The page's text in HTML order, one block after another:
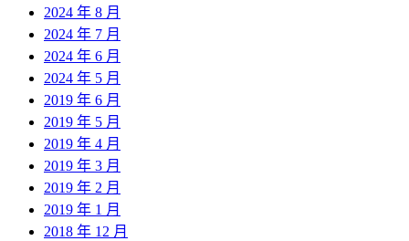
2024 年 8 月
2024 年 7 月
2024 年 6 月
2024 年 5 月
2019 年 6 月
2019 年 5 月
2019 年 4 月
2019 年 3 月
2019 年 2 月
2019 年 1 月
2018 年 12 月